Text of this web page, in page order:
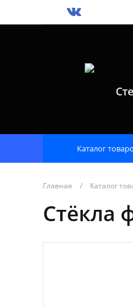
Каталог
Главная / Каталог
Стёкла